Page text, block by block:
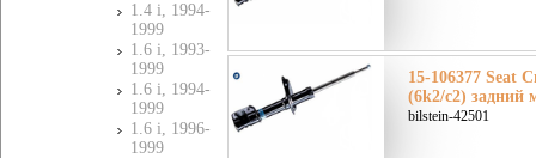
1.4 i, 1994-
1999
1.6 i, 1993-
1999
1.6 i, 1994-
1999
1.6 i, 1996-
1999
15-106377 Seat
(6k2/c2) задний
bilstein-42501